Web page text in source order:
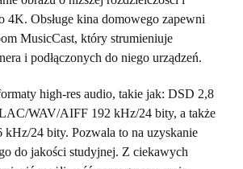
4K. Obsługe kina domowego zapewni
MusicCast, który strumieniuje
i podłączonych do niego urządzeń.
high-res audio, takie jak: DSD 2,8
WAV/AIFF 192 kHz/24 bity, a także
kHz/24 bity. Pozwala to na uzyskanie
do jakości studyjnej. Z ciekawych